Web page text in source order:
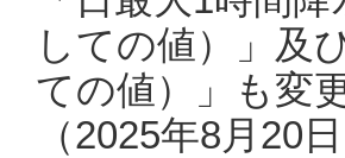
しての値）」及
ての値）」も変
（2025年8月20日